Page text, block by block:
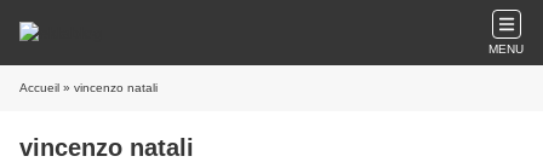
MENU
Accueil » vincenzo natali
vincenzo natali